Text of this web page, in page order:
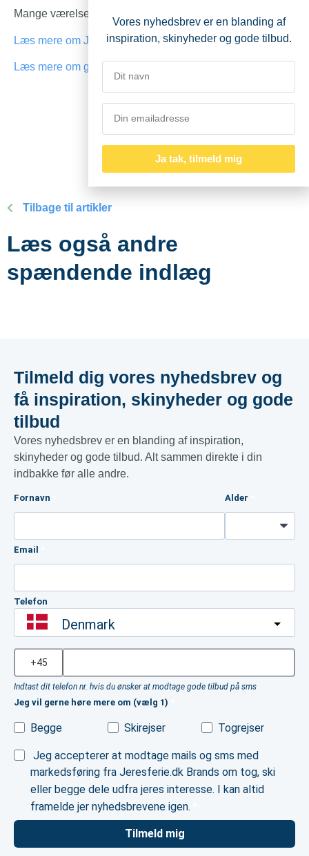
Mange værelser også at køre selv.
Læs mere om Jasna hos Skisport.dk her
Læs mere om grupperejser til Slovakiet her
Tilbage til artikler
Læs også andre
spændende indlæg
Tilmeld dig vores nyhedsbrev og
få inspiration, skinyheder og gode
tilbud​
Vores nyhedsbrev er en blanding af inspiration,
skinyheder og gode tilbud. Alt sammen direkte i din
indbakke før alle andre.
Fornavn Alder
Email
Telefon
Denmark
Indtast dit telefon nr. hvis du ønsker at modtage gode tilbud på sms
Jeg vil gerne høre mere om (vælg 1)
Begge Skirejser Togrejser
Jeg accepterer at modtage mails og sms med
markedsføring fra Jeresferie.dk Brands om tog, ski
eller begge dele udfra jeres interesse. I kan altid
framelde jer nyhedsbrevene igen.
Tilmeld mig
Vores nyhedsbrev er en blanding af
inspiration, skinyheder og gode tilbud.
Ja tak, tilmeld mig